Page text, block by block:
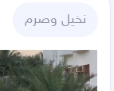
نخيل وصرم